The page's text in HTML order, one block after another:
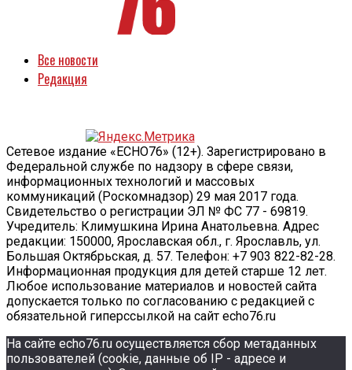
Все новости
Редакция
Сетевое издание «ECHO76» (12+). Зарегистрировано в
Федеральной службе по надзору в сфере связи,
информационных технологий и массовых
коммуникаций (Роскомнадзор) 29 мая 2017 года.
Свидетельство о регистрации ЭЛ № ФС 77 - 69819.
Учредитель: Климушкина Ирина Анатольевна. Адрес
редакции: 150000, Ярославская обл., г. Ярославль, ул.
Большая Октябрьская, д. 57. Телефон: +7 903 822-82-28.
Информационная продукция для детей старше 12 лет.
Любое использование материалов и новостей сайта
допускается только по согласованию с редакцией с
обязательной гиперссылкой на сайт echo76.ru
На сайте echo76.ru осуществляется сбор метаданных
пользователей (cookie, данные об IP - адресе и